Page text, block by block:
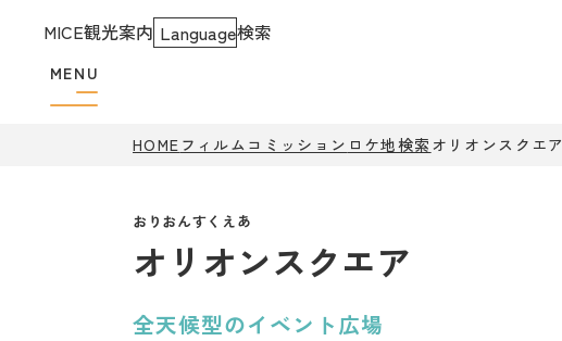
MENU
MICE観光案内 Language検索
HOME フィルムコミッション ロケ地検索 オリオンスクエア
オリオンスクエア
全天候型のイベント広場